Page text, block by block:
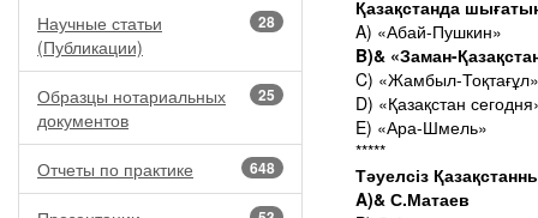
28
Научные статьи
(Публикации)
25
Образцы нотариальных
документов
648
Отчеты по практике
Қазақстанда
A) «Абай-Пушкин»
B)& «Заман-
C) «Жамбыл-
D) «Қазақстан
E) «Ара-Шмель»
*****
Тәуелсіз
A)& С.Матаев